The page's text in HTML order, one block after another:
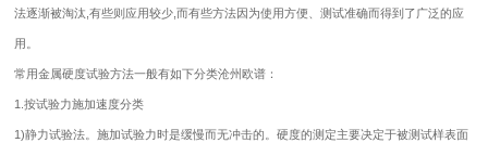
法逐渐被淘汰,有些则应用较少,而有些方法因为使用方便、测试准确而得到了广泛的应
用。
常用金属硬度试验方法一般有如下分类沧州欧谱：
1.按试验力施加速度分类
1)静力试验法。施加试验力时是缓慢而无冲击的。硬度的测定主要决定于被测试样表面